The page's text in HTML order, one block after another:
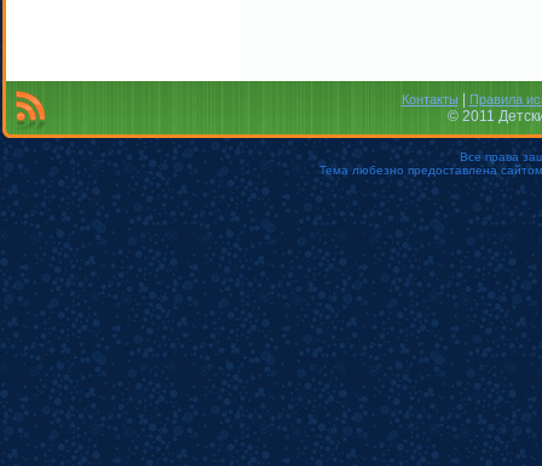
Контакты| Правила
© 2011
Все права
Тема любезно предоставлена